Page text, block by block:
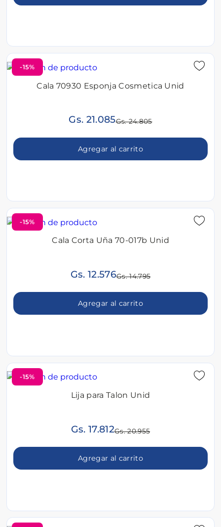
-15%
Cala 70930 Esponja Cosmetica Unid
Gs. 21.085Gs. 24.805
Agregar al carrito
-15%
Cala Corta Uña 70-017b Unid
Gs. 12.576Gs. 14.795
Agregar al carrito
-15%
Lija para Talon Unid
Gs. 17.812Gs. 20.955
Agregar al carrito